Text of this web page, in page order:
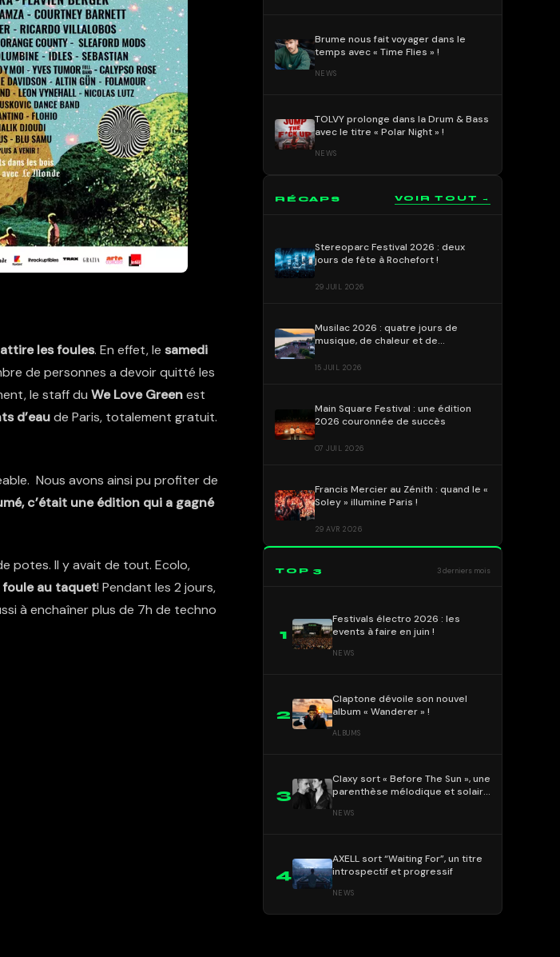
les foules. En effet, le samedi
de personnes a devoir quitté les
le staff du We Love Greenest
d’eaude Paris, totalement gratuit.
Nous avons ainsi pu profiter de
c’était une édition qui a gagné
potes. Il y avait de tout. Ecolo,
foule au taquet! Pendant les 2 jours,
à enchaîner plus de 7h de techno
Brume nous fait voyager dans le
temps avec « Time Flies » !
NEWS
TOLVY prolonge dans la Drum & Bass
avec le titre « Polar Night » !
NEWS
RÉCAPS VOIR TOUT →
Stereoparc Festival 2026 : deux
jours de fête à Rochefort !
29 JUIL 2026
Musilac 2026 : quatre jours de
musique, de chaleur et de
15 JUIL 2026
Main Square Festival : une édition
2026 couronnée de succès
07 JUIL 2026
Francis Mercier au Zénith : quand le «
Soley » illumine Paris !
29 AVR 2026
TOP 3 3 derniers mois
1
Festivals électro 2026 : les
events à faire en juin !
NEWS
2
Claptone dévoile son nouvel
album « Wanderer » !
ALBUMS
3
Claxy sort « Before The Sun », une
parenthèse mélodique et solaire
NEWS
4
AXELL sort “Waiting For”, un titre
introspectif et progressif
NEWS